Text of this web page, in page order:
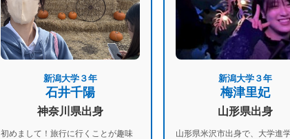
新潟大学３年
石井千陽
神奈川県出身
初めまして！旅行に行くことが趣味
新潟大学３年
梅津里妃
山形県出身
山形県米沢市出身で、大学進